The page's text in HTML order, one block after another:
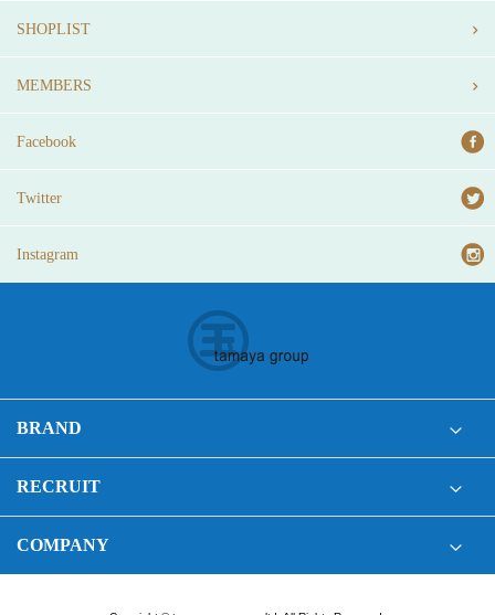
SHOPLIST
MEMBERS
Facebook
Twitter
Instagram
BRAND
RECRUIT
COMPANY